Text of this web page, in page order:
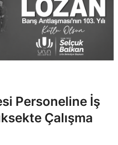
Personeline İş
Çalışma